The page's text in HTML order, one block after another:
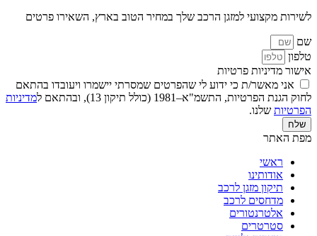
לשירות מקצועי למזגן הרכב שלך במחיר הטוב בארץ, השאירו פרטים
שם
טלפון
אישור מדיניות פרטיות
אני מאשר/ת כי ידוע לי שהפרטים שמסרתי יישמרו ויעובדו בהתאם
לחוק הגנת הפרטיות, התשמ"א–1981 (כולל תיקון 13), ובהתאם ל
מדיניות
הפרטיות שלנו.
שלח
מפת האתר
ראשי
אודותינו
תיקון מזגן לרכב
מדחסים לרכב
אלטרנטורים
סטרטרים